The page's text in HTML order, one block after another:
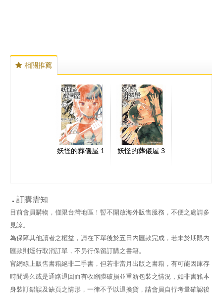
相關推薦
妖怪的葬儀屋 1 妖怪的葬儀屋 3
訂購需知
目前會員購物，僅限台灣地區！暫不開放海外販售服務，不便之處請多
見諒。
為保障其他讀者之權益，請在下單後於五日內匯款完成，若未於期限內
匯款則逕行取消訂單，不另行保留訂購之書籍。
官網線上販售書籍絕非二手書，但若非當月出版之書籍，有可能因庫存
時間過久或是通路退回而有收縮膜破損並重新包裝之情況，如非書籍本
身裝訂錯誤及缺頁之情形，一律不予以退換貨，請會員自行考量確認後